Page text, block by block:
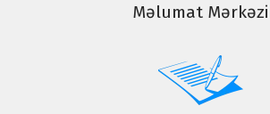
Məlumat Mərkəzi